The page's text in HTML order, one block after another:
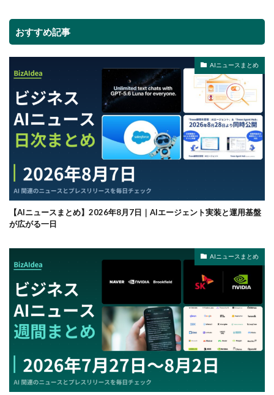
おすすめ記事
AIニュースまとめ
【AIニュースまとめ】2026年8月7日｜AIエージェント実装と運用基盤
が広がる一日
AIニュースまとめ